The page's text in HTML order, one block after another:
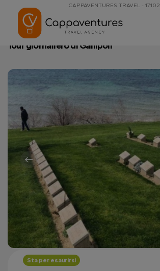
CAPPAVENTURES TRAVEL - 17102
Pagina principale
Tour giornaliero di Gallipoli
Sta per esaurirsi